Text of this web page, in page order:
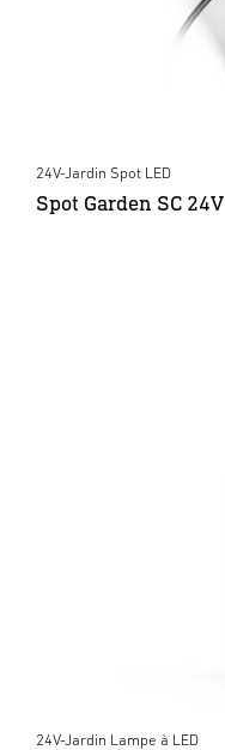
24V-Jardin Spot LED
Spot Garden SC 24V
24V-Jardin Lampe à LED